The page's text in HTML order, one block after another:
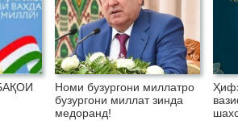
Номи бузургони миллатро
бузургони миллат зинда
медоранд!